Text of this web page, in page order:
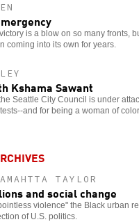
is a blow on so many fronts,
coming into its own for years.
Kshama Sawant
Seattle City Council is under
and for being a woman of color.
TAYLOR
and social change
violence" the Black urban
of U.S. politics.